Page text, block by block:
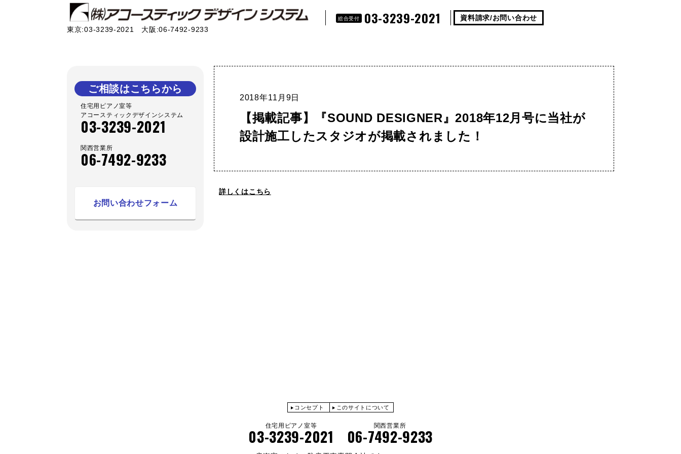
東京:03-3239-2021 大阪:06-7492-9233
総合受付 03-3239-2021 資料請求/お問い合わせ
ご相談はこちらから
住宅用ピアノ室等
アコースティックデザインシステム
03-3239-2021
関西営業所
06-7492-9233
お問い合わせフォーム
2018年11月9日
【掲載記事】『SOUND DESIGNER』2018年12月号に当社が
設計施工したスタジオが掲載されました！
詳しくはこちら
コンセプト このサイトについて
住宅用ピアノ室等
03-3239-2021
関西営業所
06-7492-9233